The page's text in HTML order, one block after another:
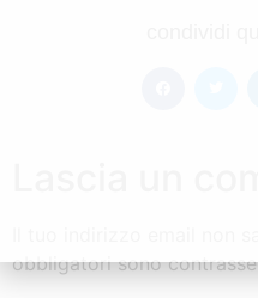
obbligatori sono